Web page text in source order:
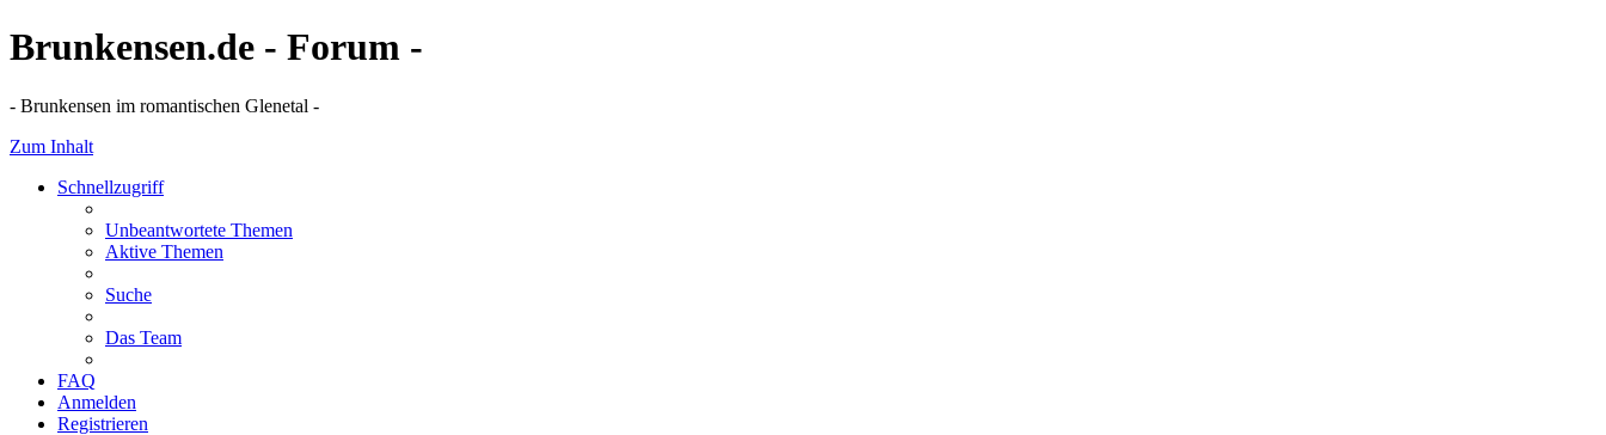
Brunkensen.de - Forum -
- Brunkensen im romantischen Glenetal -
Zum Inhalt
Schnellzugriff
Unbeantwortete Themen
Aktive Themen
Suche
Das Team
FAQ
Anmelden
Registrieren